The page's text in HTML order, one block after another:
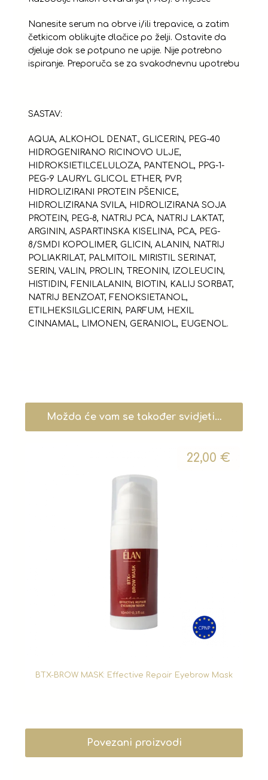
Nanesite serum na obrve i/ili trepavice, a zatim
četkicom oblikujte dlačice po želji. Ostavite da
djeluje dok se potpuno ne upije. Nije potrebno
ispiranje. Preporuča se za svakodnevnu upotrebu
SASTAV:
AQUA, ALKOHOL DENAT., GLICERIN, PEG-40
HIDROGENIRANO RICINOVO ULJE,
HIDROKSIETILCELULOZA, PANTENOL, PPG-1-
PEG-9 LAURYL GLICOL ETHER, PVP,
HIDROLIZIRANI PROTEIN PŠENICE,
HIDROLIZIRANA SVILA, HIDROLIZIRANA SOJA
PROTEIN, PEG-8, NATRIJ PCA, NATRIJ LAKTAT,
ARGININ, ASPARTINSKA KISELINA, PCA, PEG-
8/SMDI KOPOLIMER, GLICIN, ALANIN, NATRIJ
POLIAKRILAT, PALMITOIL MIRISTIL SERINAT,
SERIN, VALIN, PROLIN, TREONIN, IZOLEUCIN,
HISTIDIN, FENILALANIN, BIOTIN, KALIJ SORBAT,
NATRIJ BENZOAT, FENOKSIETANOL,
ETILHEKSILGLICERIN, PARFUM, HEXIL
CINNAMAL, LIMONEN, GERANIOL, EUGENOL.
Možda će vam se također svidjeti…
BTX-BROW MASK: Effective Repair Eyebrow Mask
22,00 €
Povezani proizvodi